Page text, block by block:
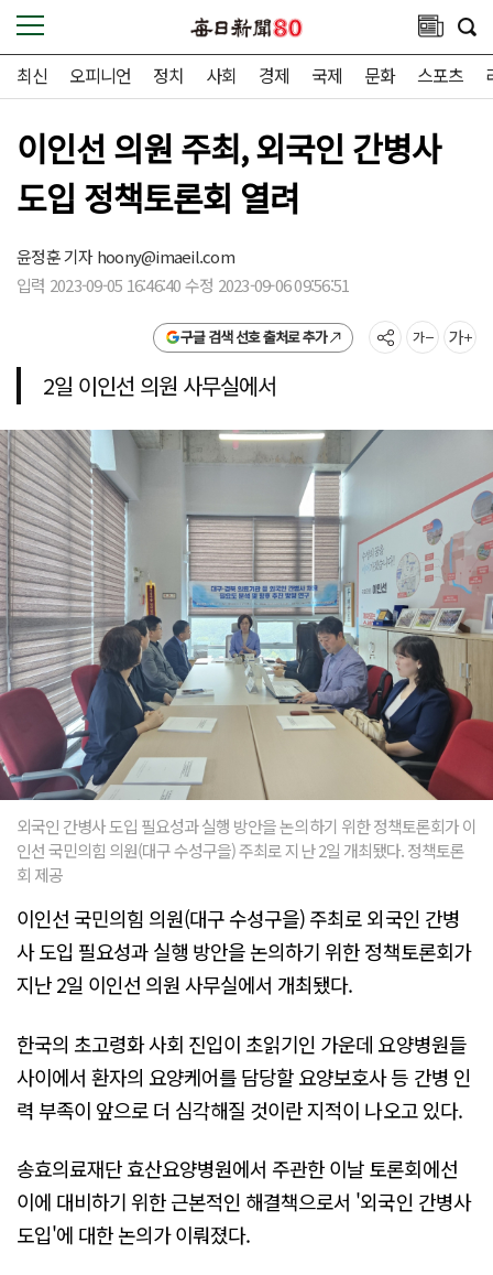
최신 오피니언 정치 사회 경제 국제 문화 스포츠
이인선 의원 주최, 외국인 간병사
도입 정책토론회 열려
윤정훈 기자hoony@imaeil.com
입력 2023-09-05 16:46:40 수정 2023-09-06 09:56:51
구글 검색 선호 출처로 추가
2일 이인선 의원 사무실에서
외국인 간병사 도입 필요성과 실행 방안을 논의하기 위한 정책토론회가 이
인선 국민의힘 의원(대구 수성구을) 주최로 지난 2일 개최됐다. 정책토론
회 제공
이인선 국민의힘 의원(대구 수성구을) 주최로 외국인 간병
사 도입 필요성과 실행 방안을 논의하기 위한 정책토론회가
지난 2일 이인선 의원 사무실에서 개최됐다.
한국의 초고령화 사회 진입이 초읽기인 가운데 요양병원들
사이에서 환자의 요양케어를 담당할 요양보호사 등 간병 인
력 부족이 앞으로 더 심각해질 것이란 지적이 나오고 있다.
송효의료재단 효산요양병원에서 주관한 이날 토론회에선
이에 대비하기 위한 근본적인 해결책으로서 '외국인 간병사
도입'에 대한 논의가 이뤄졌다.